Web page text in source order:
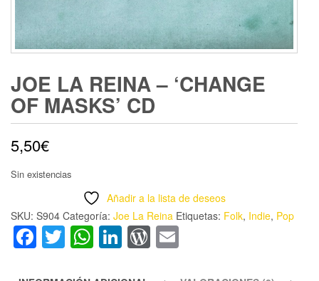
JOE LA REINA – ‘CHANGE
OF MASKS’ CD
5,50€
Sin existencias
Añadir a la lista de deseos
SKU: S904 Categoría: Joe La Reina Etiquetas: Folk, Indie, Pop
Facebook
Twitter
WhatsApp
LinkedIn
WordPress